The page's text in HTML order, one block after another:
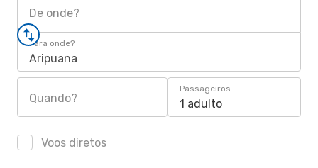
De onde?
Para onde?
Aripuana
Quando?
Passageiros
1 adulto
Voos diretos